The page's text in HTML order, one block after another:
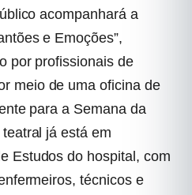
acompanhará a
e Emoções”,
por profissionais de
meio de uma oficina de
para a Semana da
já está em
Estudos do hospital, com
técnicos e